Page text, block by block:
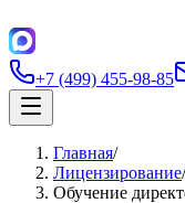
+7 (499) 455-98-85
Главная/
Лицензирование/
Обучение